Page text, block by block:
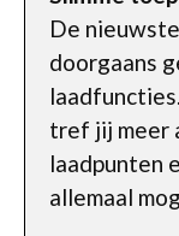
De
doorgaans
tref jij meer
laadpunten
allemaal